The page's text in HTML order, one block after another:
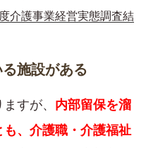
介護事業経営実態調査結
施設がある
すが、 内部留保を溜
、介護職・介護福祉